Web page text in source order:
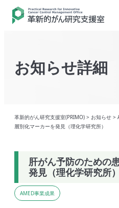
お知らせ詳細
革新的がん研究支援室(PRIMO) > お知らせ >
層別化マーカーを発見（理化学研究所）
肝がん予防のための
発見（理化学研究所）
AMED事業成果